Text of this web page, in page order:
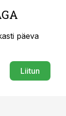
päeva
Liitun